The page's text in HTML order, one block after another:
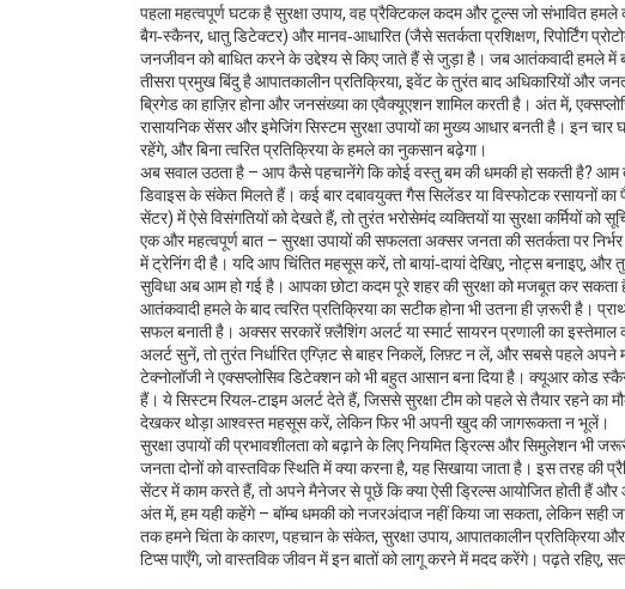
पहला महत्वपूर्ण घटक हैसुरक्षा उपाय, वह प्रैक्टिकल कदम और टूल्स जो संभावित हमले
बैग‑स्कैनर, धातु डिटेक्टर) और मानव‑आधारित (जैसे सतर्कता प्रशिक्षण, रिपोर्टिंग
जनजीवन को बाधित करने के उद्देश्य से किए जाते हैंसे जुड़ा है। जब आतंकवादी हमले में बम
तीसरा प्रमुख बिंदु हैआपातकालीन प्रतिक्रिया, इवेंट के तुरंत बाद अधिकारियों और जनता
ब्रिगेड का हाज़िर होना और जनसंख्या का एवैक्यूएशन शामिल करती है। अंत में,
रासायनिक सेंसर और इमेजिंग सिस्टमसुरक्षा उपायों का मुख्य आधार बनती है। इन
रहेंगे, और बिना त्वरित प्रतिक्रिया के हमले का नुकसान बढ़ेगा।
अब सवाल उठता है – आप कैसे पहचानेंगे कि कोई वस्तु बम की धमकी हो सकती है? आम
डिवाइस के संकेत मिलते हैं। कई बार दबावयुक्त गैस सिलेंडर या विस्फोटक रसायनों
सेंटर) में ऐसे विसंगतियों को देखते हैं, तो तुरंत भरोसेमंद व्यक्तियों या सुरक्षा कर्मियों
एक और महत्वपूर्ण बात – सुरक्षा उपायों की सफलता अक्सर जनता की सतर्कता पर
में ट्रेनिंग दी है। यदि आप चिंतित महसूस करें, तो बायां‑दायां देखिए, नोट्स बनाइए, और
सुविधा अब आम हो गई है। आपका छोटा कदम पूरे शहर की सुरक्षा को मजबूत कर सकता
आतंकवादी हमले के बाद त्वरित प्रतिक्रिया का सटीक होना भी उतना ही ज़रूरी है।
सफल बनाती है। अक्सर सरकारें फ़्लैशिंग अलर्ट या स्मार्ट सायरन प्रणाली का
अलर्ट सुनें, तो तुरंत निर्धारित एग्ज़िट से बाहर निकलें, लिफ़्ट न लें, और सबसे पहले
टेक्नोलॉजी ने एक्सप्लोसिव डिटेक्शन को भी बहुत आसान बना दिया है। क्यूआर कोड
हैं। ये सिस्टम रियल‑टाइम अलर्ट देते हैं, जिससे सुरक्षा टीम को पहले से तैयार रहने का
देखकर थोड़ा आश्वस्त महसूस करें, लेकिन फिर भी अपनी खुद की जागरूकता न भूलें।
सुरक्षा उपायों की प्रभावशीलता को बढ़ाने के लिए नियमित ड्रिल्स और सिमुलेशन भी
जनता दोनों को वास्तविक स्थिति में क्या करना है, यह सिखाया जाता है। इस तरह
सेंटर में काम करते हैं, तो अपने मैनेजर से पूछें कि क्या ऐसी ड्रिल्स आयोजित होती हैं
अंत में, हम यही कहेंगे – बॉम्ब धमकी को नजरअंदाज नहीं किया जा सकता, लेकिन
तक हमने चिंता के कारण, पहचान के संकेत, सुरक्षा उपाय, आपातकालीन
टिप्स पाएँगे, जो वास्तविक जीवन में इन बातों को लागू करने में मदद करेंगे। पढ़ते रहिए,